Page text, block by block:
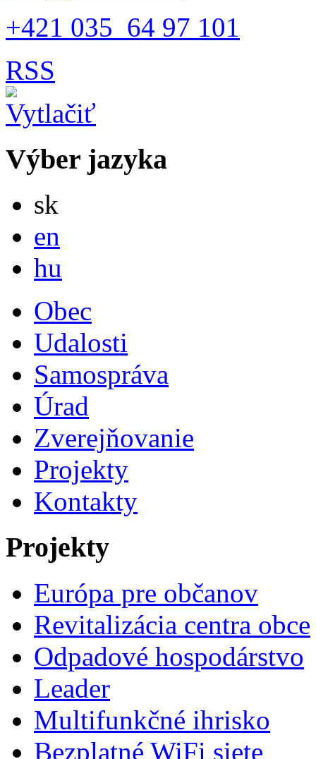
+421 035 64 97 101
RSS
Výber jazyka
sk
en
hu
Obec
Udalosti
Samospráva
Úrad
Zverejňovanie
Projekty
Kontakty
Projekty
Európa pre občanov
Revitalizácia centra obce
Odpadové hospodárstvo
Leader
Multifunkčné ihrisko
Bezplatné WiFi siete